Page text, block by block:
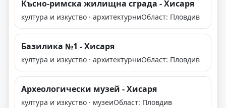
Късно-римска жилищна сграда - Хисаря
култура и изкуство · архитектурниОбласт: Пловдив
Базилика №1 - Хисаря
култура и изкуство · архитектурниОбласт: Пловдив
Археологически музей - Хисаря
култура и изкуство · музеиОбласт: Пловдив